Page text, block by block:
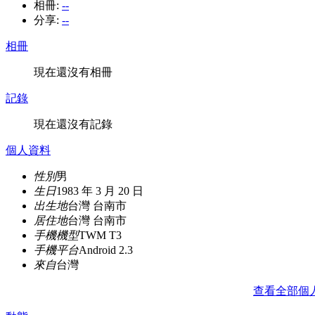
相冊: --
分享: --
相冊
現在還沒有相冊
記錄
現在還沒有記錄
個人資料
性別男
生日1983 年 3 月 20 日
出生地台灣 台南市
居住地台灣 台南市
手機機型TWM T3
手機平台Android 2.3
來自台灣
查看全部個